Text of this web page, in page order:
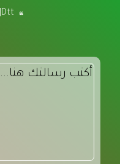
oKrQNRuntfJDtt